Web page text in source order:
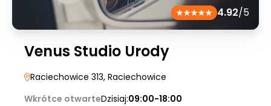
4.92/5
Venus Studio Urody
Raciechowice 313, Raciechowice
Wkrótce otwarteDzisiaj:09:00-18:00